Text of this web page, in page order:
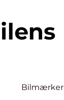
Bilmærker